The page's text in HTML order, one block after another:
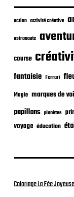
l
i
a
i
n
action activité créative
astronaute
course
fantaisie Ferrari
Magie marques de
papillons planètes
voyage éducation
Coloriage La Fée